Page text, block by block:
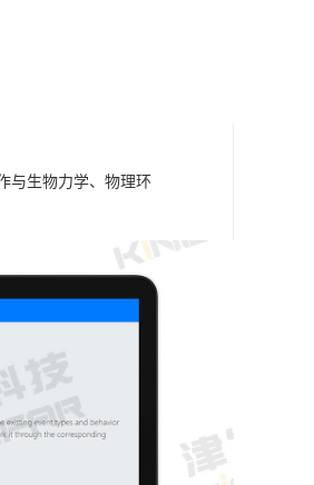
与生物力学、物理环